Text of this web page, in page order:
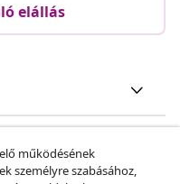
elállás
működésének
személyre szabásához,